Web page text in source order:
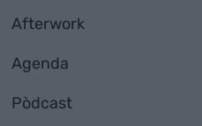
Afterwork
Agenda
Pòdcast